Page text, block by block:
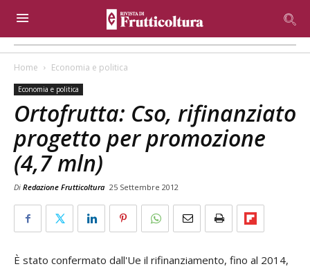
Home Economia e politica
Economia e politica
Ortofrutta: Cso, rifinanziato
progetto per promozione
(4,7 mln)
Di Redazione Frutticoltura 25 Settembre 2012
È stato confermato dall'Ue il rifinanziamento, fino al 2014,